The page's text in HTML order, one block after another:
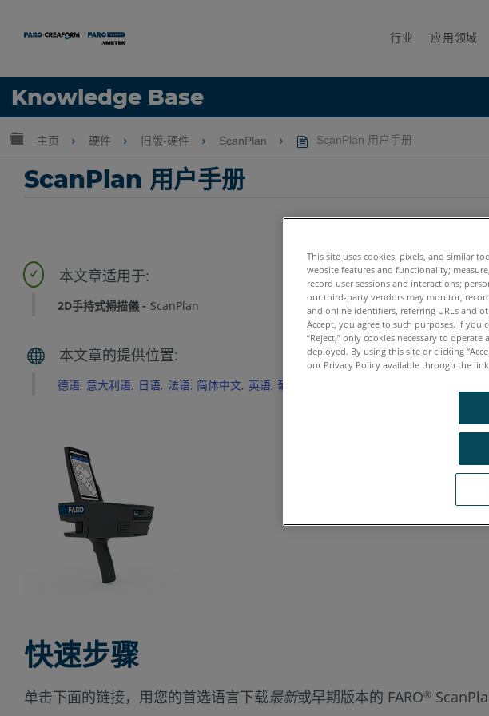
行业 应用领域
Knowledge Base
语言
扩展/隐缩全局层次
主页 硬件 旧版-硬件 ScanPlan ScanPlan 用户手册
ScanPlan 用户手册
2D手持式掃描儀 ScanPlan
德语 意大利语 日语 法语 简体中文 英语 葡萄牙语
快速步骤
单击下面的链接，用您的首选语言下载最新或早期版本的 FARO®
This site uses cookies, pixels, and similar
website features and functionality;
record user sessions and interactions;
our third-party vendors may monitor,
and online identifiers, referring URLs and
Accept, you agree to such purposes. If
“Reject,” only cookies necessary to
deployed. By using this site or clicking
our Privacy Policy available through the